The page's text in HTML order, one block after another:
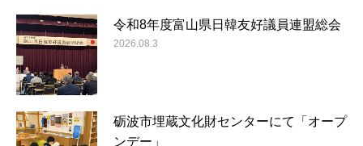
令和8年度富山県日韓友好議員連盟総会
2026.08.3
砺波市埋蔵文化財センターにて「オープ
ンデー」